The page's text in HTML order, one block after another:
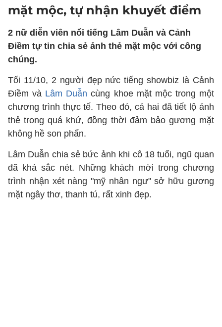
mặt mộc, tự nhận khuyết điểm
2 nữ diễn viên nổi tiếng Lâm Duẫn và Cảnh
Điềm tự tin chia sẻ ảnh thẻ mặt mộc với công
chúng.
Tối 11/10, 2 người đẹp nức tiếng showbiz là Cảnh
Điềm và Lâm Duẫn cùng khoe mặt mộc trong một
chương trình thực tế. Theo đó, cả hai đã tiết lộ ảnh
thẻ trong quá khứ, đồng thời đảm bảo gương mặt
không hề son phấn.
Lâm Duẫn chia sẻ bức ảnh khi cô 18 tuổi, ngũ quan
đã khá sắc nét. Những khách mời trong chương
trình nhận xét nàng "mỹ nhân ngư" sở hữu gương
mặt ngây thơ, thanh tú, rất xinh đẹp.